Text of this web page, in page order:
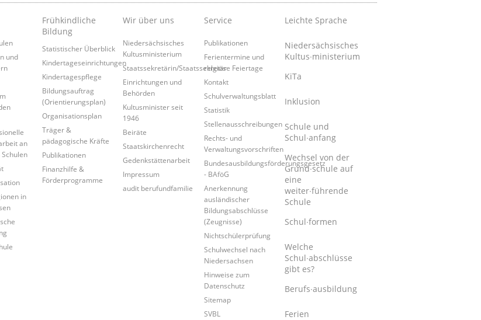
und
an
in
Frühkindliche
Bildung
Statistischer Überblick
Kindertageseinrichtungen
Kindertagespflege
Bildungsauftrag
(Orientierungsplan)
Organisationsplan
Träger &
pädagogische Kräfte
Publikationen
Finanzhilfe &
Förderprogramme
Wir über uns
Niedersächsisches
Kultusministerium
Staatssekretärin/Staatssekretär
Einrichtungen und
Behörden
Kultusminister seit
1946
Beiräte
Staatskirchenrecht
Gedenkstättenarbeit
Impressum
audit berufundfamilie
Service
Publikationen
Ferientermine und
relgiöse Feiertage
Kontakt
Schulverwaltungsblatt
Statistik
Stellenausschreibungen
Rechts- und
Verwaltungsvorschriften
Bundesausbildungsförderungsgesetz
- BAföG
Anerkennung
ausländischer
Bildungsabschlüsse
(Zeugnisse)
Nichtschülerprüfung
Schulwechsel nach
Niedersachsen
Hinweise zum
Datenschutz
Sitemap
SVBL
Leichte Sprache
Niedersächsisches
Kultus∙ministerium
KiTa
Inklusion
Schule und
Schul∙anfang
Wechsel von der
Grund∙schule auf
eine
weiter∙führende
Schule
Schul∙formen
Welche
Schul∙abschlüsse
gibt es?
Berufs∙ausbildung
Ferien